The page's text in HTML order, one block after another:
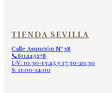
TIENDA SEVILLA
Calle Asunción Nº38
📞611445278
L-V: 10:30-13:45 y 17:30-20:30
S: 11:00-14:00